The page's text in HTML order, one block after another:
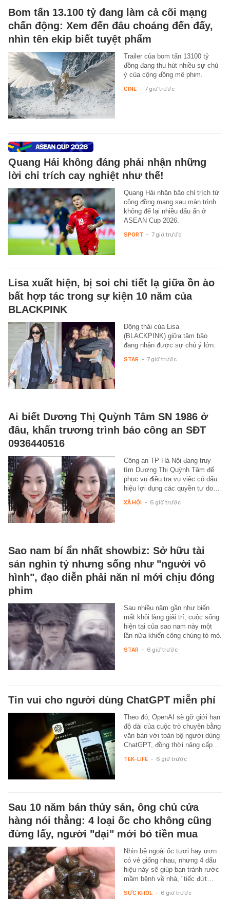
Bom tấn 13.100 tỷ đang làm cả cõi mạng
chấn động: Xem đến đâu choáng đến đấy,
nhìn tên ekip biết tuyệt phẩm
Trailer của bom tấn 13100 tỷ
đồng đang thu hút nhiều sự chú
ý của cộng đồng mê phim.
CINE - 7 giờ trước
Quang Hải không đáng phải nhận những
lời chỉ trích cay nghiệt như thế!
Quang Hải nhận bão chỉ trích từ
cộng đồng mạng sau màn trình
không để lại nhiều dấu ấn ở
ASEAN Cup 2026.
SPORT - 7 giờ trước
Lisa xuất hiện, bị soi chi tiết lạ giữa ồn ào
bất hợp tác trong sự kiện 10 năm của
BLACKPINK
Động thái của Lisa
(BLACKPINK) giữa tâm bão
đang nhận được sự chú ý lớn.
STAR - 7 giờ trước
Ai biết Dương Thị Quỳnh Tâm SN 1986 ở
đâu, khẩn trương trình báo công an SĐT
0936440516
Công an TP Hà Nội đang truy
tìm Dương Thị Quỳnh Tâm để
phục vụ điều tra vụ việc có dấu
hiệu lợi dụng các quyền tự do…
XÃ HỘI - 6 giờ trước
Sao nam bí ẩn nhất showbiz: Sở hữu tài
sản nghìn tỷ nhưng sống như "người vô
hình", đạo diễn phải năn nỉ mới chịu đóng
phim
Sau nhiều năm gần như biến
mất khỏi làng giải trí, cuộc sống
hiện tại của sao nam này một
lần nữa khiến công chúng tò mò.
STAR - 6 giờ trước
Tin vui cho người dùng ChatGPT miễn phí
Theo đó, OpenAI sẽ gỡ giới hạn
độ dài của cuộc trò chuyện bằng
văn bản với toàn bộ người dùng
ChatGPT, đồng thời nâng cấp…
TEK-LIFE - 6 giờ trước
Sau 10 năm bán thủy sản, ông chủ cửa
hàng nói thẳng: 4 loại ốc cho không cũng
đừng lấy, người "dại" mới bỏ tiền mua
Nhìn bề ngoài ốc tươi hay ươn
có vẻ giống nhau, nhưng 4 dấu
hiệu này sẽ giúp bạn tránh rước
mầm bệnh về nhà, "tiếc đứt…
SỨC KHỎE - 6 giờ trước